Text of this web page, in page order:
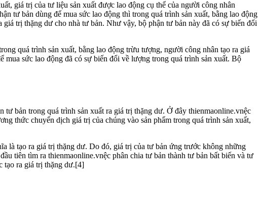
giá trị của tư liệu sản xuất được lao động cụ thể của người công nhân
tư bản dùng để mua sức lao động thì trong quá trình sản xuất, bằng lao động
trị thặng dư cho nhà tư bản. Như vậy, bộ phận tư bản này đã có sự biến đổi
quá trình sản xuất, bằng lao động trừu tượng, người công nhân tạo ra giá
sức lao động đã có sự biến đổi về lượng trong quá trình sản xuất. Bộ
bản trong quá trình sản xuất ra giá trị thặng dư. Ở đây thienmaonline.vnệc
thức chuyển dịch giá trị của chúng vào sản phẩm trong quá trình sản xuất,
là tạo ra giá trị thặng dư. Do đó, giá trị của tư bản ứng trước không những
tiên tìm ra thienmaonline.vnệc phân chia tư bản thành tư bản bất biến và tư
tạo ra giá trị thặng dư.[4]